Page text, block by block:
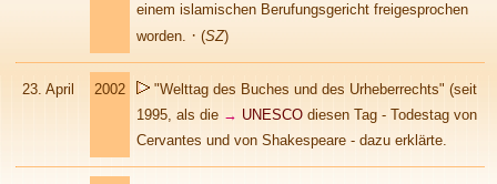
einem islamischen Berufungsgericht freigesprochen
worden. · (SZ)
23. April 2002
"Welttag des Buches und des Urheberrechts" (seit
1995, als die → UNESCO diesen Tag - Todestag von
Cervantes und von Shakespeare - dazu erklärte.